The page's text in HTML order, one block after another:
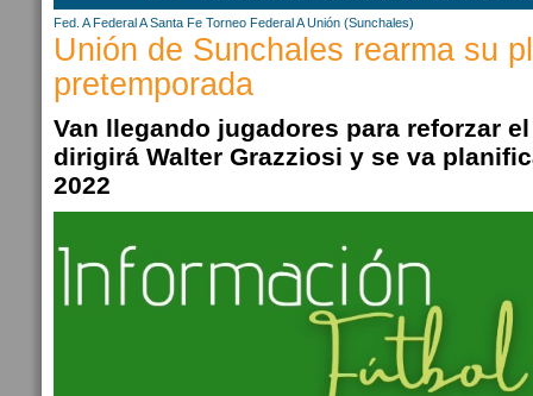
Fed. A Federal A Santa Fe Torneo Federal A Unión (Sunchales)
Unión de Sunchales rearma su
pretemporada
Van llegando jugadores para reforzar
dirigirá Walter Grazziosi y se va
2022